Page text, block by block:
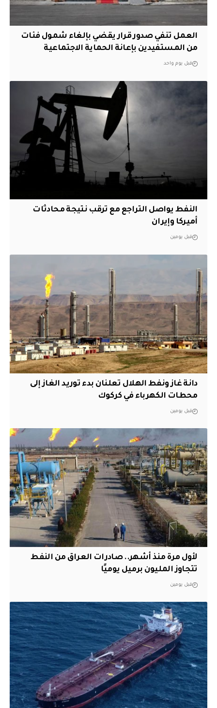
العمل تنفي صدور قرار يقضي بإلغاء شمول فئات
من المستفيدين بإعانة الحماية الاجتماعية
قبل يوم واحد
النفط يواصل التراجع مع ترقب نتيجة محادثات
أميركا وإيران
قبل يومين
دانة غاز ونفط الهلال تعلنان بدء توريد الغاز إلى
محطات الكهرباء في كركوك
قبل يومين
لأول مرة منذ أشهر.. صادرات العراق من النفط
تتجاوز المليون برميل يوميًا
قبل يومين